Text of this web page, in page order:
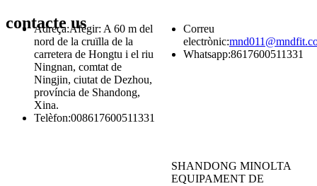
contacteus
Adreça:Afegir: A 60 m del
nord de la cruïlla de la
carretera de Hongtu i el riu
Ningnan, comtat de
Ningjin, ciutat de Dezhou,
província de Shandong,
Xina.
Telèfon:008617600511331
Correu
electrònic:
Whatsapp:8617600511331
SHANDONG MINOLTA
EQUIPAMENT DE